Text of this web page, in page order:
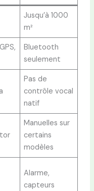
Jusqu’à 1000
m²
Bluetooth
seulement
Pas de
contrôle vocal
natif
Manuelles sur
certains
modèles
Alarme,
capteurs